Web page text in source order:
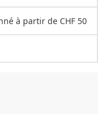
à partir de CHF 50